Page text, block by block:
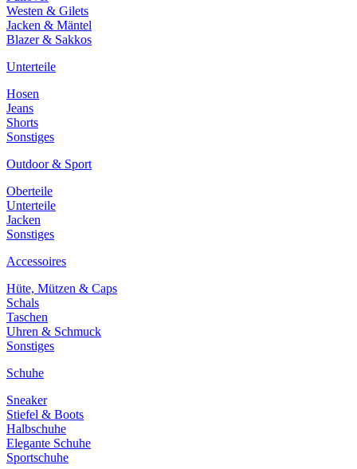
Westen & Gilets
Jacken & Mäntel
Blazer & Sakkos
Unterteile
Hosen
Jeans
Shorts
Sonstiges
Outdoor & Sport
Oberteile
Unterteile
Jacken
Sonstiges
Accessoires
Hüte, Mützen & Caps
Schals
Taschen
Uhren & Schmuck
Sonstiges
Schuhe
Sneaker
Stiefel & Boots
Halbschuhe
Elegante Schuhe
Sportschuhe